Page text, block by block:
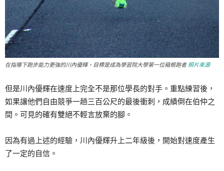
在指導下跑步能力更強的川內優輝，目標是成為學習院大學第一位箱根跑者 照片來源
但是川內優輝在速度上完全不是那位學長的對手。重點練習後，
如果讓他們自由競爭一趟三百公尺的最後衝刺，成績倒在伯仲之
間。可見的確有雙絕不輕言放棄的腳。
因為有過上述的經驗，川內優輝升上二年級後，開始對速度產生
了一定的自信。